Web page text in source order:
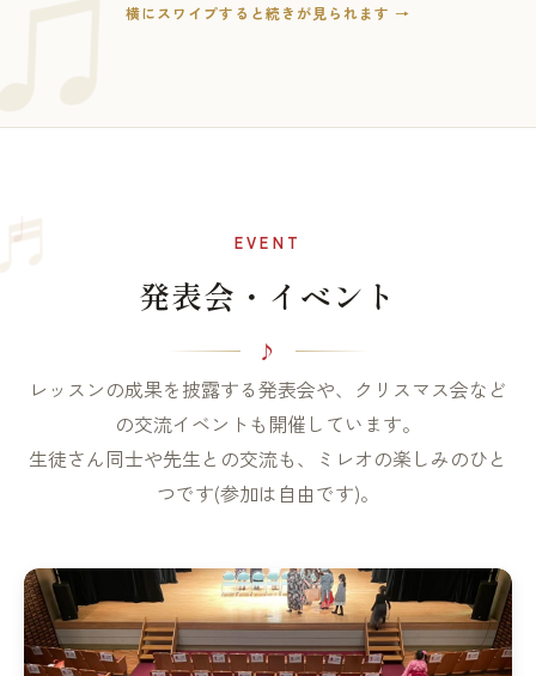
横にスワイプすると続きが見られます →
♩ EVENT
発表会・イベント
レッスンの成果を披露する発表会や、クリスマス会など
の交流イベントも開催しています。
生徒さん同士や先生との交流も、ミレオの楽しみのひと
つです(参加は自由です)。